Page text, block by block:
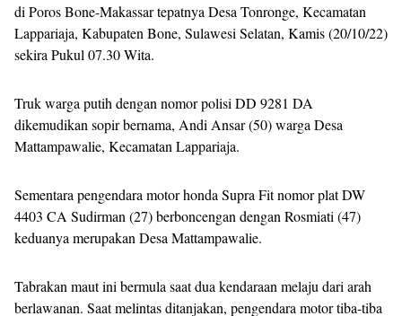
di Poros Bone-Makassar tepatnya Desa Tonronge, Kecamatan
Lappariaja, Kabupaten Bone, Sulawesi Selatan, Kamis (20/10/22)
sekira Pukul 07.30 Wita.
Truk warga putih dengan nomor polisi DD 9281 DA
dikemudikan sopir bernama, Andi Ansar (50) warga Desa
Mattampawalie, Kecamatan Lappariaja.
Sementara pengendara motor honda Supra Fit nomor plat DW
4403 CA Sudirman (27) berboncengan dengan Rosmiati (47)
keduanya merupakan Desa Mattampawalie.
Tabrakan maut ini bermula saat dua kendaraan melaju dari arah
berlawanan. Saat melintas ditanjakan, pengendara motor tiba-tiba